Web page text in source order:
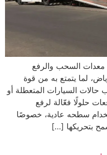
معدات السحب والرفع
لما يتمتع به من قوة
السيارات المتعطلة أو
حلولًا فعّالة لرفع
سطحه عادية، خصوصًا
بتحريكها […]